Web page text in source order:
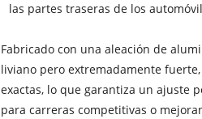
las partes traseras de los
Fabricado con una aleación de
liviano pero extremadamente
exactas, lo que garantiza un ajuste
para carreras competitivas o